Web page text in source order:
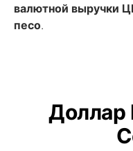
валютной выручки
песо.
Доллар